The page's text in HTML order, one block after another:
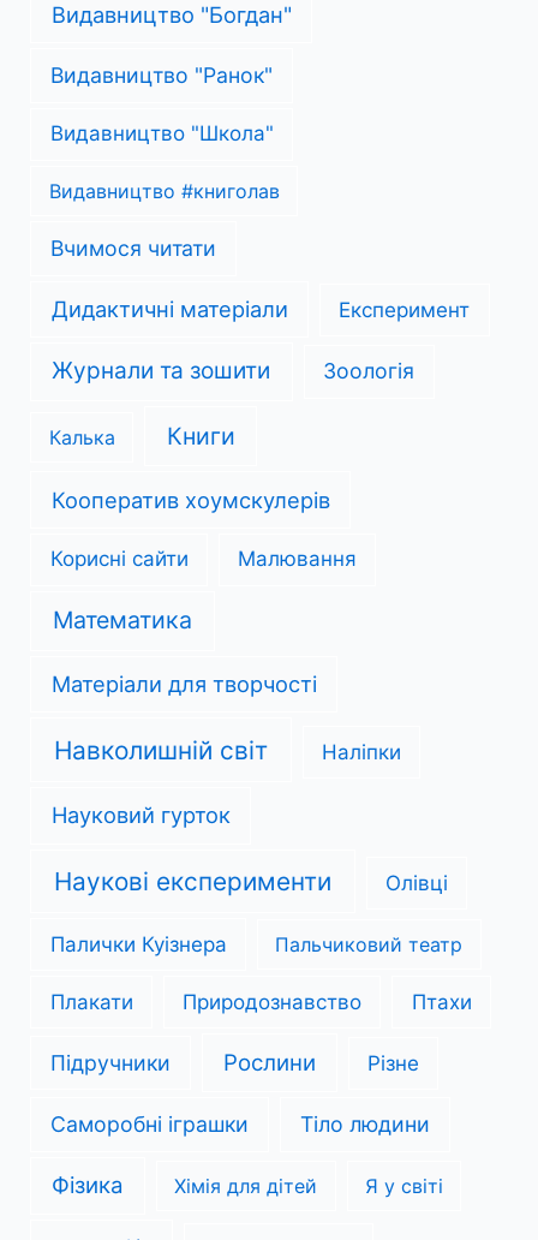
Видавництво "Богдан"
Видавництво "Ранок"
Видавництво "Школа"
Видавництво #книголав
Вчимося читати
Дидактичні матеріали Експеримент
Журнали та зошити Зоологія
Калька Книги
Кооператив хоумскулерів
Корисні сайти Малювання
Математика
Матеріали для творчості
Навколишній світ Наліпки
Науковий гурток
Наукові експерименти Олівці
Палички Куізнера Пальчиковий театр
Плакати Природознавство Птахи
Підручники Рослини Різне
Саморобні іграшки Тіло людини
Фізика Хімія для дітей Я у світі